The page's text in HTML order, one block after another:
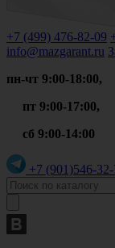
+7 (499) 476-82-09
info@mazgarant.ru
пн-чт 9:00-18:00,
пт 9:00-17:00,
сб 9:00-14:00
+7 (901)546-